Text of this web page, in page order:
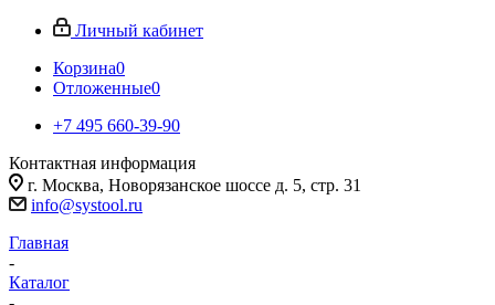
Личный кабинет
Корзина0
Отложенные0
+7 495 660-39-90
Контактная информация
г. Москва, Новорязанское шоссе д. 5, стр. 31
info@systool.ru
Главная
-
Каталог